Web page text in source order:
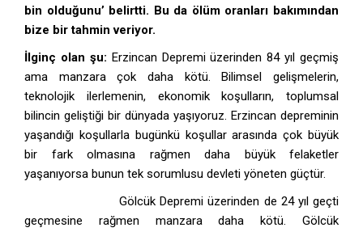
bin olduğunu’ belirtti. Bu da ölüm oranları bakımından
bize bir tahmin veriyor.
İlginç olan şu: Erzincan Depremi üzerinden 84 yıl geçmiş
ama manzara çok daha kötü. Bilimsel gelişmelerin,
teknolojik ilerlemenin, ekonomik koşulların, toplumsal
bilincin geliştiği bir dünyada yaşıyoruz. Erzincan depreminin
yaşandığı koşullarla bugünkü koşullar arasında çok büyük
bir fark olmasına rağmen daha büyük felaketler
yaşanıyorsa bunun tek sorumlusu devleti yöneten güçtür.
Gölcük Depremi üzerinden de 24 yıl geçti
geçmesine rağmen manzara daha kötü. Gölcük